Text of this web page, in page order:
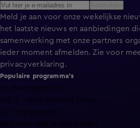
Meld je aan voor onze wekelijkse
het laatste nieuws en aanbiedingen
samenwerking met onze partners
ieder moment afmelden. Zie voor
privacyverklaring.
Populaire programma's
De Bondgenoten
A.S.S. - Anti Survival Show
De Oranjezomer
Mi Dushi: wat is dan liefde?